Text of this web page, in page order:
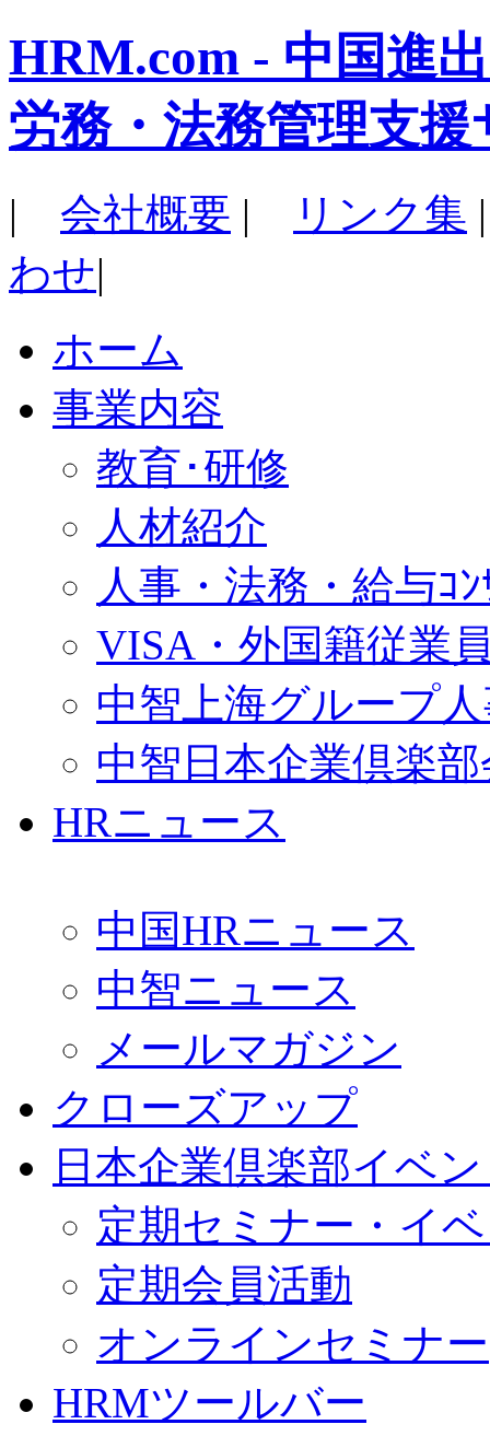
HRM.com - 中国進
労務・法務管理支援
| 会社概要 | リンク集
わせ|
ホーム
事業内容
教育･研修
人材紹介
人事・法務・給与ｺﾝ
VISA・外国籍従業
中智上海グループ
中智日本企業倶楽
HRニュース
中国HRニュース
中智ニュース
メールマガジン
クローズアップ
日本企業倶楽部イベ
定期セミナー・イ
定期会員活動
オンラインセミナー
HRMツールバー